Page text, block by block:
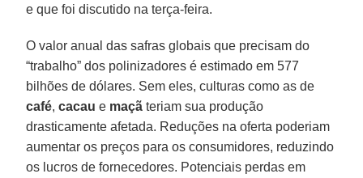
e que foi discutido na terça-feira.
O valor anual das safras globais que precisam do
“trabalho” dos polinizadores é estimado em 577
bilhões de dólares. Sem eles, culturas como as de
café,cacau e maçã teriam sua produção
drasticamente afetada. Reduções na oferta poderiam
aumentar os preços para os consumidores, reduzindo
os lucros de fornecedores. Potenciais perdas em